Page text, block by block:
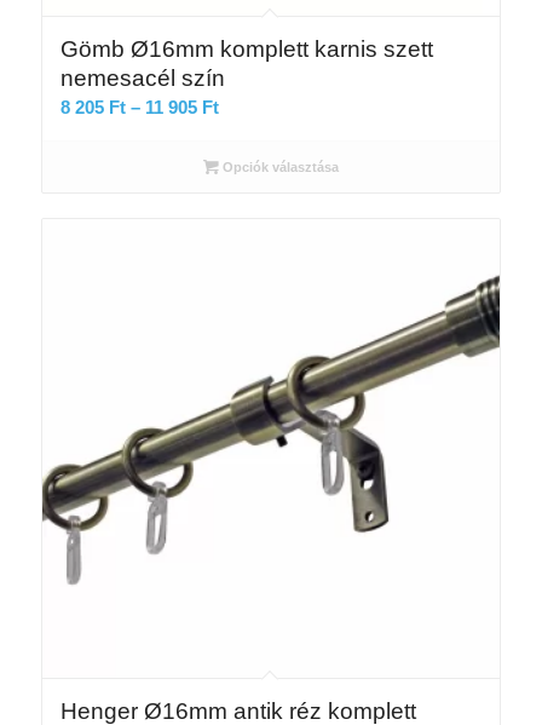
Gömb Ø16mm komplett karnis szett
nemesacél szín
8 205 Ft – 11 905 FtÁrtartomány:
205 Ft
Opciók választása
Henger Ø16mm antik réz komplett